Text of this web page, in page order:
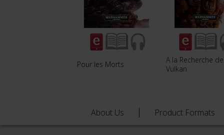
Pour les Morts
A la Recherche de
Vulkan
About Us Product Formats